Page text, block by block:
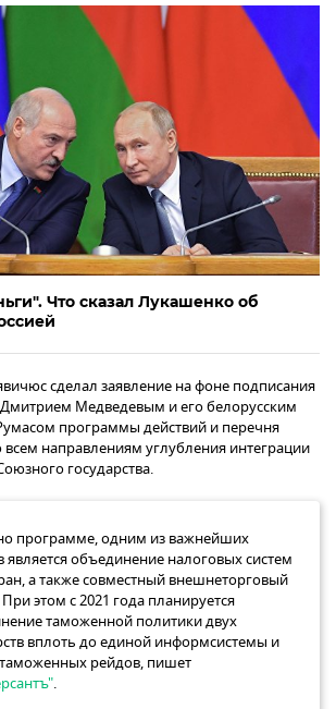
Что сказал Лукашенко об
сделал заявление на фоне подписания
Медведевым и его белорусским
программы действий и перечня
направлениям углубления интеграции
государства.
программе, одним из важнейших
является объединение налоговых систем
а также совместный внешнеторговый
этом с 2021 года планируется
таможенной политики двух
вплоть до единой информсистемы и
рейдов, пишет
.